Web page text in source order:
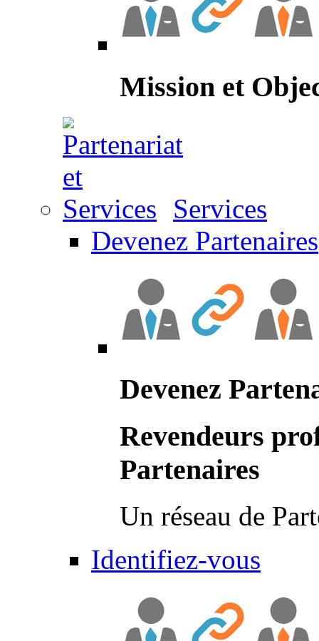
Mission et
Services
Devenez Partenaires
Devenez
Revendeurs
Partenaires
Un réseau de
Identifiez-vous